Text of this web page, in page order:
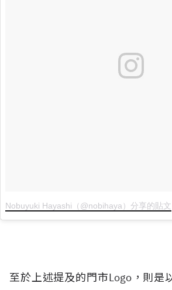
Nobuyuki Hayashi（@nobihaya）分享的貼文
至於上述提及的門市Logo，則是